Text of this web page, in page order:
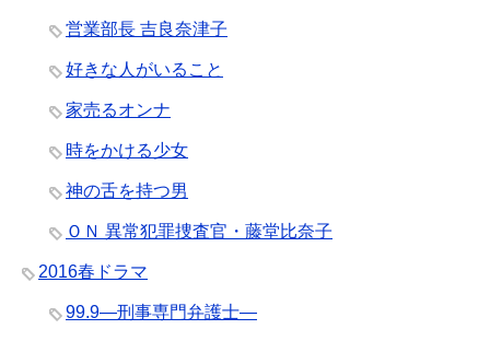
営業部長 吉良奈津子
好きな人がいること
家売るオンナ
時をかける少女
神の舌を持つ男
ＯＮ 異常犯罪捜査官・藤堂比奈子
2016春ドラマ
99.9―刑事専門弁護士―